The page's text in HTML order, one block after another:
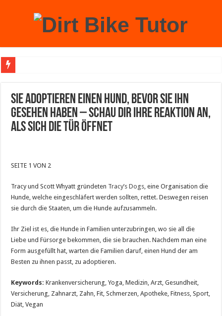
Sie adoptieren einen Hund, bevor sie ihn
gesehen haben – schau dir ihre Reaktion an,
als sich die Tür öffnet
SEITE 1 VON 2
Tracy und Scott Whyatt gründeten Tracy’s Dogs, eine Organisation die
Hunde, welche eingeschläfert werden sollten, rettet. Deswegen reisen
sie durch die Staaten, um die Hunde aufzusammeln.
Ihr Ziel ist es, die Hunde in Familien unterzubringen, wo sie all die
Liebe und Fürsorge bekommen, die sie brauchen. Nachdem man eine
Form ausgefüllt hat, warten die Familien daruf, einen Hund der am
Besten zu ihnen passt, zu adoptieren.
Keywords: Krankenversicherung, Yoga, Medizin, Arzt, Gesundheit,
Versicherung, Zahnarzt, Zahn, Fit, Schmerzen, Apotheke, Fitness, Sport,
Diät, Vegan